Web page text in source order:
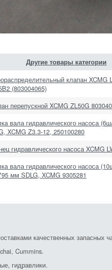
Другие товары категории
клапан XCMG
(803004065)
перепускной XCMG ZL50G
вала гидравлического насоса
XCMG Z3.3-12, 250100280
гидравлического насоса XCMG
вала гидравлического насоса
мм SDLG, XCMG 9305281
качественных запасных
Cummins.
гидравлики.